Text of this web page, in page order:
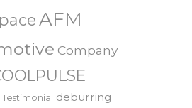
(EXTRUDE HONE) –
(EXTRUDE HONE) – ITALIA
Company